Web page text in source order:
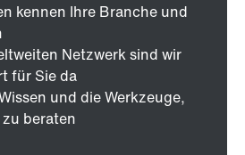
kennen Ihre Branche und
Netzwerk sind wir
für Sie da
und die Werkzeuge,
beraten